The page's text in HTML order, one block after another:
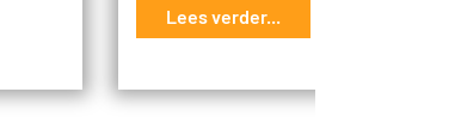
Lees verder...